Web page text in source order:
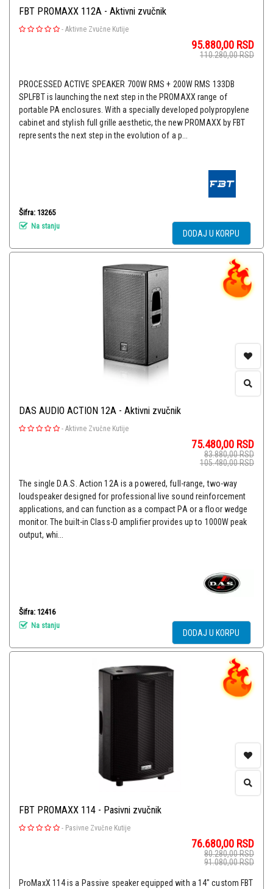
FBT PROMAXX 112A - Aktivni zvučnik
- Aktivne Zvučne Kutije
95.880,00 RSD
110.280,00RSD
PROCESSED ACTIVE SPEAKER 700W RMS + 200W RMS 133DB
SPLFBT is launching the next step in the PROMAXX range of
portable PA enclosures. With a specially developed polypropylene
cabinet and stylish full grille aesthetic, the new PROMAXX by FBT
represents the next step in the evolution of a p...
Šifra: 13265
Na stanju
DODAJ U KORPU
DAS AUDIO ACTION 12A - Aktivni zvučnik
- Aktivne Zvučne Kutije
75.480,00 RSD
83.880,00RSD
105.480,00RSD
The single D.A.S. Action 12A is a powered, full-range, two-way
loudspeaker designed for professional live sound reinforcement
applications, and can function as a compact PA or a floor wedge
monitor. The built-in Class-D amplifier provides up to 1000W peak
output, whi...
Šifra: 12416
Na stanju
DODAJ U KORPU
FBT PROMAXX 114 - Pasivni zvučnik
- Pasivne Zvučne Kutije
76.680,00 RSD
80.280,00RSD
91.080,00RSD
ProMaxX 114 is a Passive speaker equipped with a 14" custom FBT